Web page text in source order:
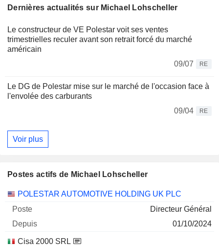
Dernières actualités sur Michael Lohscheller
Le constructeur de VE Polestar voit ses ventes
trimestrielles reculer avant son retrait forcé du marché
américain
09/07
RE
Le DG de Polestar mise sur le marché de l'occasion face à
l'envolée des carburants
09/04
RE
Voir plus
Postes actifs de Michael Lohscheller
Sociétés Poste Début
POLESTAR AUTOMOTIVE HOLDING UK PLC
Directeur Général
01/10/2024
Cisa 2000 SRL